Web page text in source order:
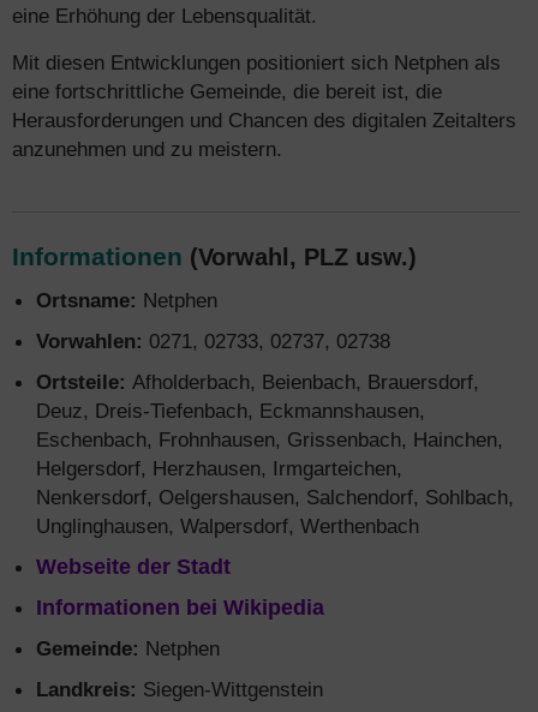
eine Erhöhung der Lebensqualität.
Mit diesen Entwicklungen positioniert sich Netphen als
eine fortschrittliche Gemeinde, die bereit ist, die
Herausforderungen und Chancen des digitalen Zeitalters
anzunehmen und zu meistern.
Informationen (Vorwahl, PLZ usw.)
Ortsname: Netphen
Vorwahlen: 0271, 02733, 02737, 02738
Ortsteile: Afholderbach, Beienbach, Brauersdorf,
Deuz, Dreis-Tiefenbach, Eckmannshausen,
Eschenbach, Frohnhausen, Grissenbach, Hainchen,
Helgersdorf, Herzhausen, Irmgarteichen,
Nenkersdorf, Oelgershausen, Salchendorf, Sohlbach,
Unglinghausen, Walpersdorf, Werthenbach
Webseite der Stadt
Informationen bei Wikipedia
Gemeinde: Netphen
Landkreis: Siegen-Wittgenstein